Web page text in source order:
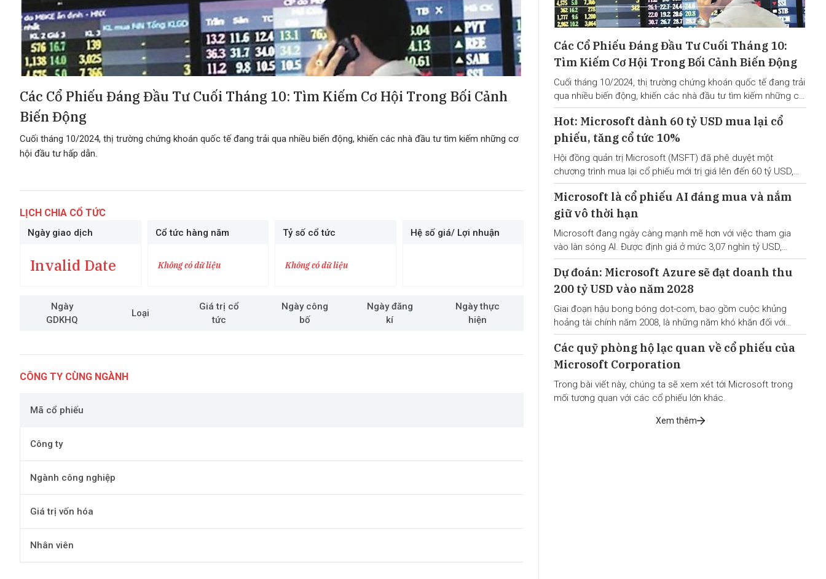
Các Cổ Phiếu Đáng Đầu Tư Cuối Tháng 10: Tìm Kiếm Cơ Hội Trong Bối Cảnh
Biến Động
Cuối tháng 10/2024, thị trường chứng khoán quốc tế đang trải qua nhiều biến động, khiến các nhà đầu tư tìm kiếm những cơ
hội đầu tư hấp dẫn.
LỊCH CHIA CỔ TỨC
Ngày giao dịch
Invalid Date
Cổ tức hàng năm
Không có dữ liệu
Tỷ số cổ tức
Không có dữ liệu
Hệ số giá/ Lợi nhuận
Ngày
GDKHQ
Loại
Giá trị cổ
tức
Ngày công
bố
Ngày đăng
kí
Ngày thực
hiện
CÔNG TY CÙNG NGÀNH
Mã cổ phiếu
Công ty
Ngành công nghiệp
Giá trị vốn hóa
Nhân viên
Các Cổ Phiếu Đáng Đầu Tư Cuối Tháng 10:
Tìm Kiếm Cơ Hội Trong Bối Cảnh Biến Động
Cuối tháng 10/2024, thị trường chứng khoán quốc tế đang trải
qua nhiều biến động, khiến các nhà đầu tư tìm kiếm những cơ
hội đầu tư hấp dẫn.
Hot: Microsoft dành 60 tỷ USD mua lại cổ
phiếu, tăng cổ tức 10%
Hội đồng quản trị Microsoft (MSFT) đã phê duyệt một
chương trình mua lại cổ phiếu mới trị giá lên đến 60 tỷ USD,
lớn nhất từ trước đến nay. “Gã khổng lồ” công nghệ Mỹ cũng
công bố chia cổ tức hàng quý
Microsoft là cổ phiếu AI đáng mua và nắm
giữ vô thời hạn
Microsoft đang ngày càng mạnh mẽ hơn với việc tham gia
vào làn sóng AI. Được định giá ở mức 3,07 nghìn tỷ USD,
Microsoft Corporation (MSFT) là một công ty nổi tiếng thế
giới đã thống trị ngành công nghệ
Dự đoán: Microsoft Azure sẽ đạt doanh thu
200 tỷ USD vào năm 2028
Giai đoạn hậu bong bóng dot-com, bao gồm cuộc khủng
hoảng tài chính năm 2008, là những năm khó khăn đối với
Microsoft.
Các quỹ phòng hộ lạc quan về cổ phiếu của
Microsoft Corporation
Trong bài viết này, chúng ta sẽ xem xét tới Microsoft trong
mối tương quan với các cổ phiếu lớn khác.
Xem thêm